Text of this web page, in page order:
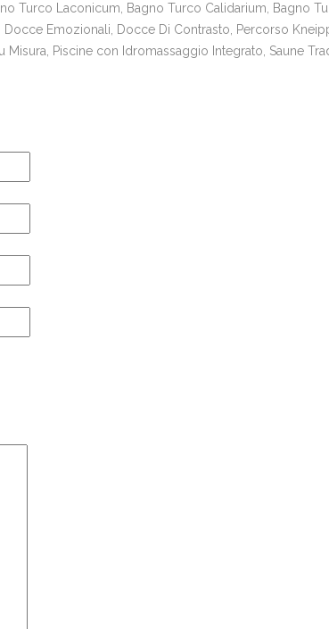
Turco Laconicum, Bagno Turco Calidarium, Bagno
Emozionali, Docce Di Contrasto, Percorso
Piscine con Idromassaggio Integrato, Saune